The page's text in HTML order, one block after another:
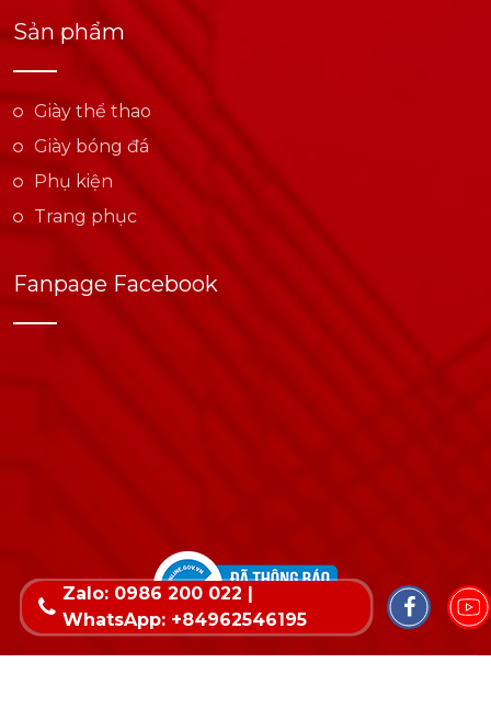
Sản phẩm
Giày thể thao
Giày bóng đá
Phụ kiện
Trang phục
Fanpage Facebook
Zalo: 0986 200 022 |
WhatsApp: +84962546195